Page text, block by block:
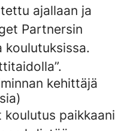
ajallaan ja
Partnersin
koulutuksissa.
kehittäjä
paikkaani